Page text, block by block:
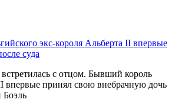
экс-короля Альберта II впервые
суда
с отцом. Бывший король
впервые принял свою внебрачную дочь
Боэль